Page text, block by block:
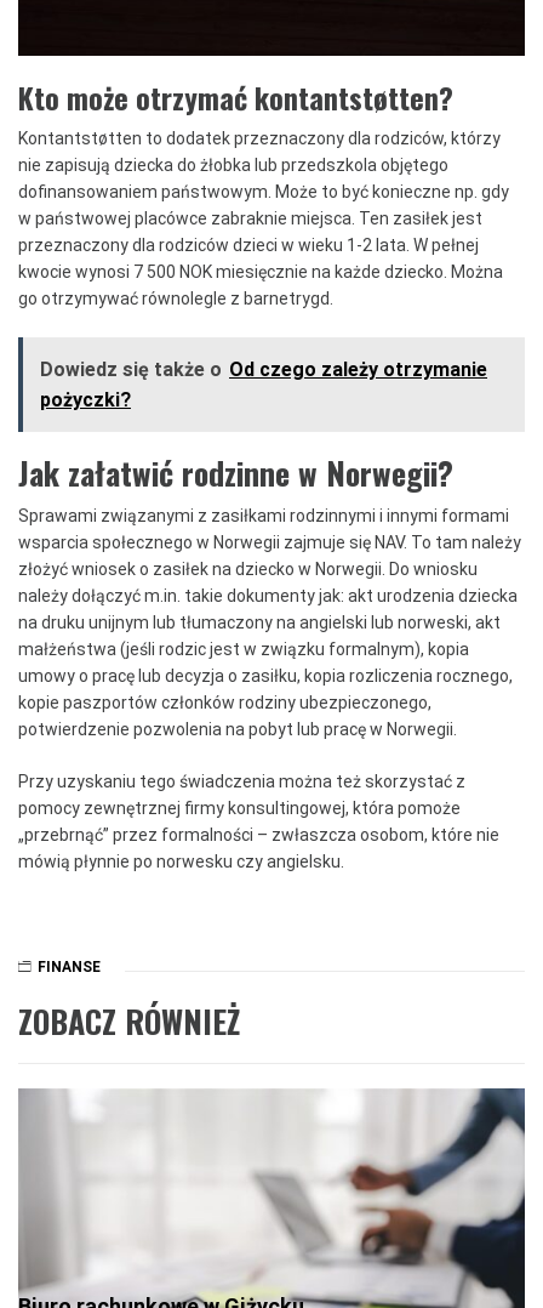
Kto może otrzymać kontantstøtten?
Kontantstøtten to dodatek przeznaczony dla rodziców, którzy
nie zapisują dziecka do żłobka lub przedszkola objętego
dofinansowaniem państwowym. Może to być konieczne np. gdy
w państwowej placówce zabraknie miejsca. Ten zasiłek jest
przeznaczony dla rodziców dzieci w wieku 1-2 lata. W pełnej
kwocie wynosi 7 500 NOK miesięcznie na każde dziecko. Można
go otrzymywać równolegle z barnetrygd.
Dowiedz się także o Od czego zależy otrzymanie
pożyczki?
Jak załatwić rodzinne w Norwegii?
Sprawami związanymi z zasiłkami rodzinnymi i innymi formami
wsparcia społecznego w Norwegii zajmuje się NAV. To tam należy
złożyć wniosek o zasiłek na dziecko w Norwegii. Do wniosku
należy dołączyć m.in. takie dokumenty jak: akt urodzenia dziecka
na druku unijnym lub tłumaczony na angielski lub norweski, akt
małżeństwa (jeśli rodzic jest w związku formalnym), kopia
umowy o pracę lub decyzja o zasiłku, kopia rozliczenia rocznego,
kopie paszportów członków rodziny ubezpieczonego,
potwierdzenie pozwolenia na pobyt lub pracę w Norwegii.
Przy uzyskaniu tego świadczenia można też skorzystać z
pomocy zewnętrznej firmy konsultingowej, która pomoże
„przebrnąć” przez formalności – zwłaszcza osobom, które nie
mówią płynnie po norwesku czy angielsku.
FINANSE
ZOBACZ RÓWNIEŻ